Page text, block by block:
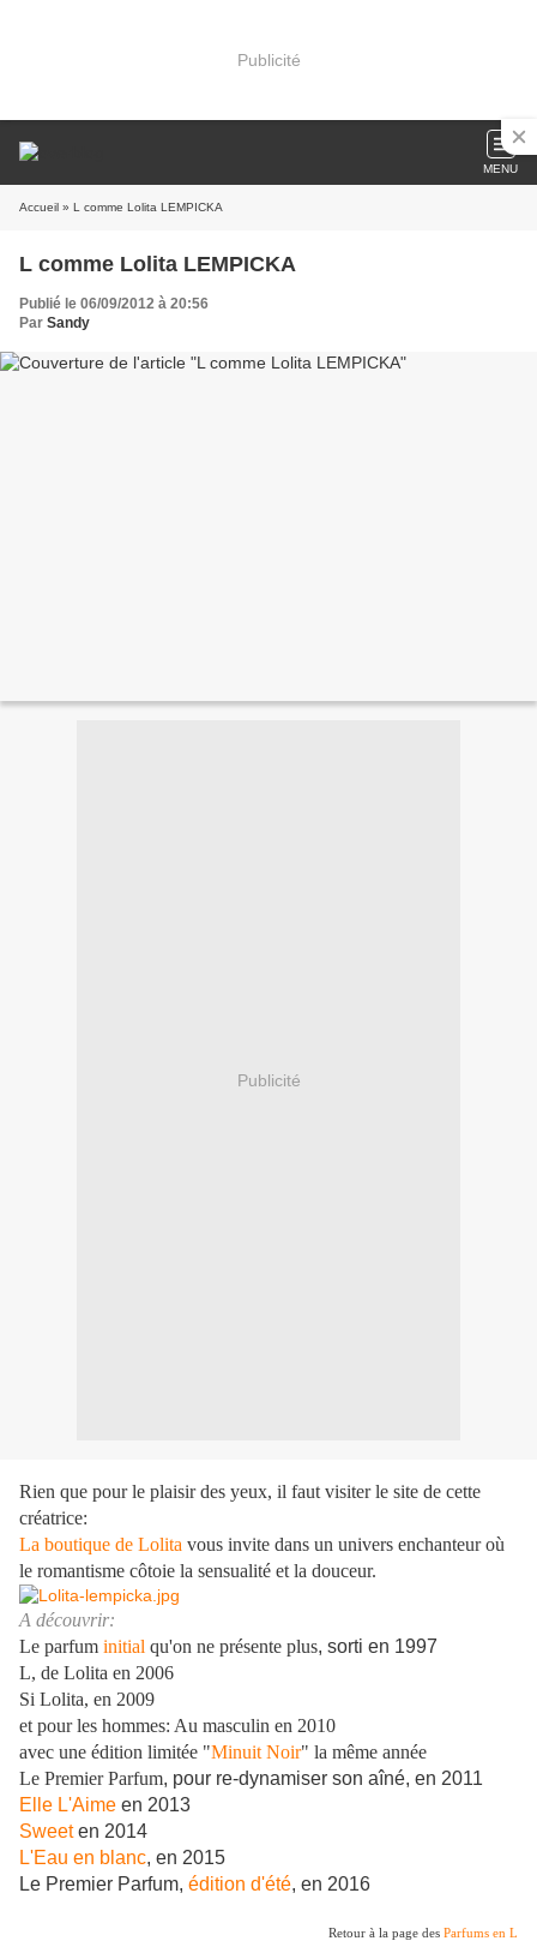
Publicité
MENU
Accueil » L comme Lolita LEMPICKA
L comme Lolita LEMPICKA
Publié le 06/09/2012 à 20:56
Par Sandy
Publicité
Rien que pour le plaisir des yeux, il faut visiter le site de cette
créatrice:
La boutique de Lolita vous invite dans un univers enchanteur où
le romantisme côtoie la sensualité et la douceur.
A découvrir:
Le parfum initial qu'on ne présente plus, sorti en 1997
L, de Lolita en 2006
Si Lolita, en 2009
et pour les hommes: Au masculin en 2010
avec une édition limitée "Minuit Noir" la même année
Le Premier Parfum, pour re-dynamiser son aîné, en 2011
Elle L'Aime en 2013
Sweeten 2014
L'Eau en blanc, en 2015
Le Premier Parfum, édition d'été, en 2016
Retour à la page des Parfums en L